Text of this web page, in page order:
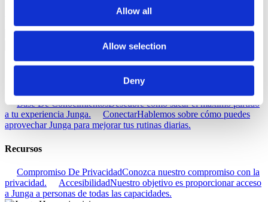
Allow all
Allow selection
Deny
What Is Junga?Descubre qué hace que nuestra
plataforma sea tan especial.
Base De ConocimientosDescubre cómo sacar el máximo partido
a tu experiencia Junga.
ConectarHablemos sobre cómo puedes
aprovechar Junga para mejorar tus rutinas diarias.
Recursos
Compromiso De PrivacidadConozca nuestro compromiso con la
privacidad.
AccesibilidadNuestro objetivo es proporcionar acceso
a Junga a personas de todas las capacidades.